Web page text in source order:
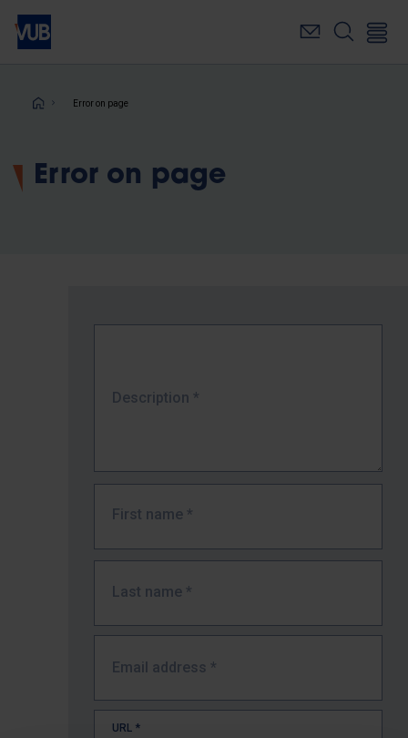
Skip
main
Breadcrumb
Error on page
Error on page
Description *
First name *
Last name *
Email address *
URL *